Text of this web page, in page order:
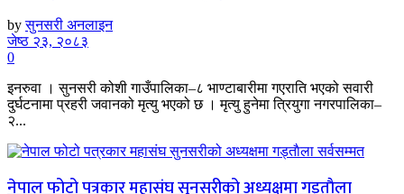
by सुनसरी अनलाइन
जेष्ठ २३, २०८३
0
इनरुवा । सुनसरी कोशी गाउँपालिका–८ भाण्टाबारीमा गएराति भएको सवारी
दुर्घटनामा प्रहरी जवानको मृत्यु भएको छ । मृत्यु हुनेमा त्रियुगा नगरपालिका–
२...
नेपाल फोटो पत्रकार महासंघ सुनसरीको अध्यक्षमा गड्ताैला